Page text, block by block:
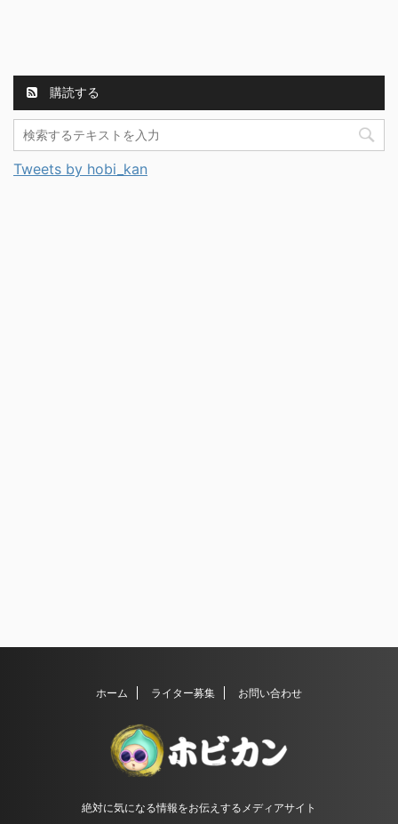
購読する
Tweets by hobi_kan
ホーム ライター募集 お問い合わせ
絶対に気になる情報をお伝えするメディアサイト